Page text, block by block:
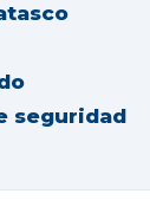
seguridad